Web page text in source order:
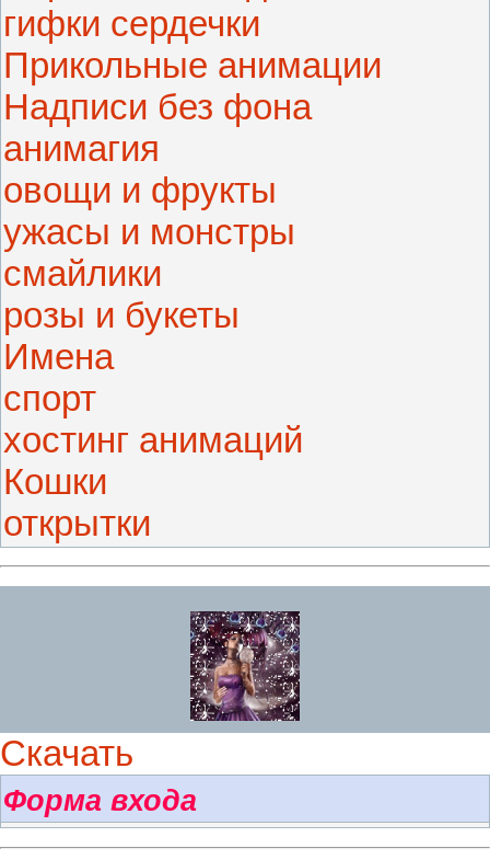
гифки сердечки
Прикольные анимации
Надписи без фона
анимагия
овощи и фрукты
ужасы и монстры
смайлики
розы и букеты
Имена
спорт
хостинг анимаций
Кошки
открытки
Скачать
Форма входа